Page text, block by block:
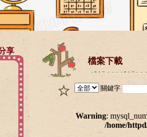
享
檔案下載
關鍵字
Warning:
/home/